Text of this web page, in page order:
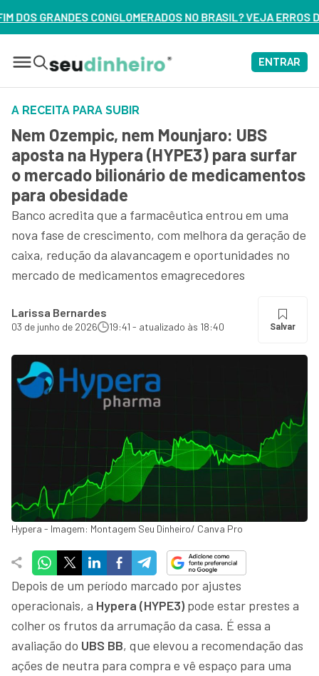
NO BRASIL? VEJA ERROS DE 3 DELES – ASSISTA AGORA
ENTRAR
A RECEITA PARA SUBIR
Nem Ozempic, nem Mounjaro: UBS
aposta na Hypera (HYPE3) para surfar
o mercado bilionário de medicamentos
para obesidade
Banco acredita que a farmacêutica entrou em uma
nova fase de crescimento, com melhora da geração de
caixa, redução da alavancagem e oportunidades no
mercado de medicamentos emagrecedores
Larissa Bernardes
03 de junho de 2026 19:41 - atualizado às 18:40 Salvar
Hypera - Imagem: Montagem Seu Dinheiro/ Canva Pro
Depois de um período marcado por ajustes
operacionais, a Hypera (HYPE3) pode estar prestes a
colher os frutos da arrumação da casa. É essa a
avaliação do UBS BB, que elevou a recomendação das
ações de neutra para compra e vê espaço para uma